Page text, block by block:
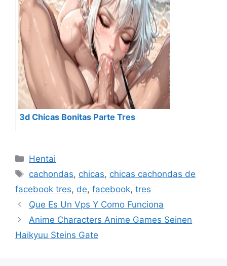
3d Chicas Bonitas Parte Tres
Categorías
Hentai
Etiquetas
cachondas, chicas, chicas cachondas de
facebook tres, de, facebook, tres
Que Es Un Vps Y Como Funciona
Anime Characters Anime Games Seinen
Haikyuu Steins Gate